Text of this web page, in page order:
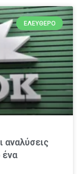
ΕΛΕΎΘΕΡΟ
αναλύσεις
ένα